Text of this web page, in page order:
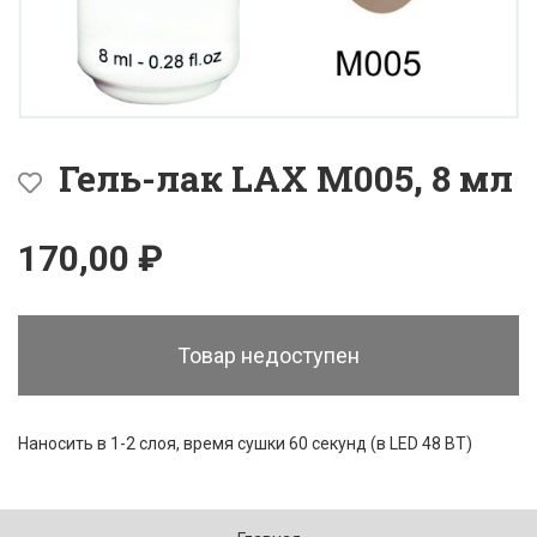
Гель-лак LAX M005, 8 мл
170,00 ₽
Товар недоступен
Наносить в 1-2 слоя, время сушки 60 секунд (в LED 48 ВТ)